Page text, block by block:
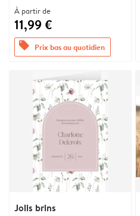
À partir de
11,99 €
offers Prix bas au quotidien
Jolis brins